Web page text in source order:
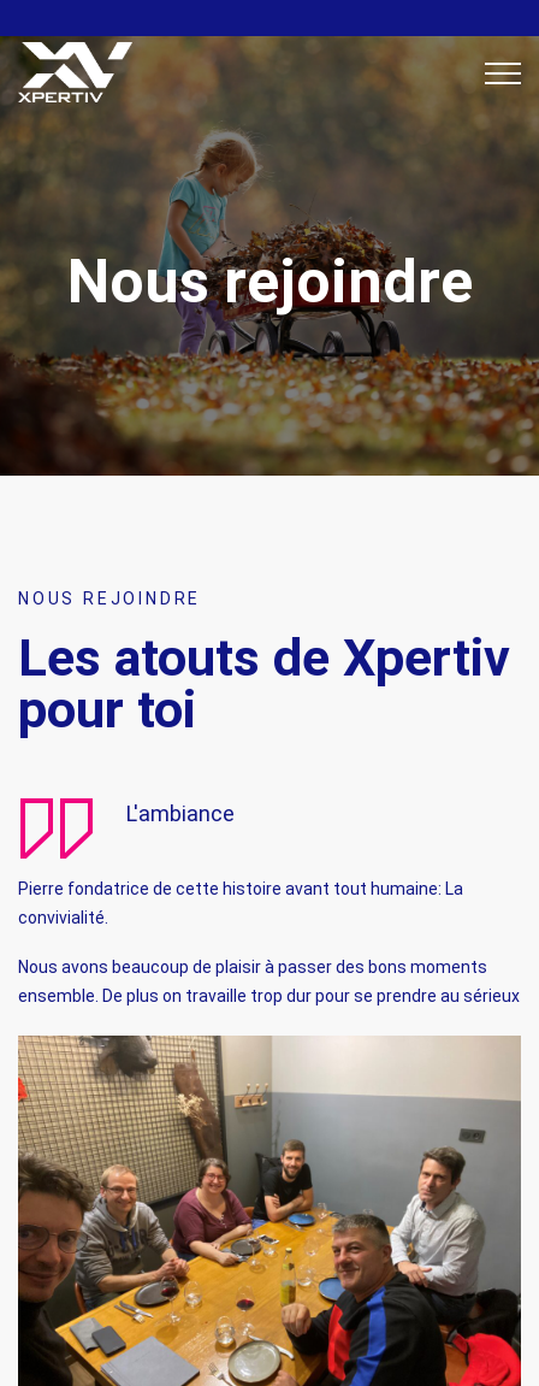
Nous rejoindre
NOUS REJOINDRE
Les atouts de Xpertiv
pour toi
L'ambiance
Pierre fondatrice de cette histoire avant tout humaine: La
convivialité.
Nous avons beaucoup de plaisir à passer des bons moments
ensemble. De plus on travaille trop dur pour se prendre au sérieux